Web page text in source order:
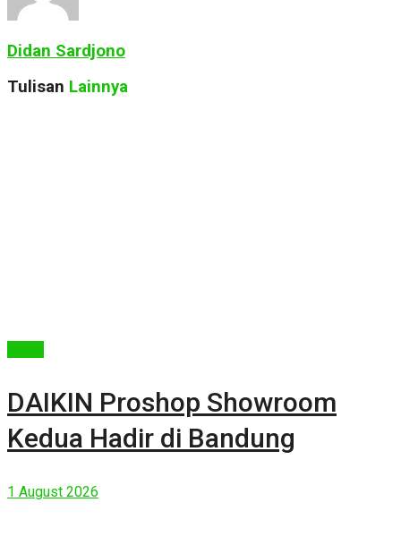
Didan Sardjono
Tulisan Lainnya
DAIKIN Proshop Showroom
Kedua Hadir di Bandung
1 August 2026